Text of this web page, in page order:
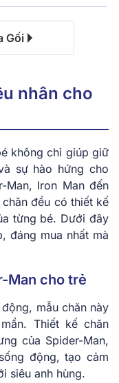
Gối
nhân cho
không chỉ giúp giữ
sự hào hứng cho
Iron Man đến
đều có thiết kế
từng bé. Dưới đây
đáng mua nhất mà
Man cho trẻ
mẫu chăn này
Thiết kế chăn
của Spider-Man,
động, tạo cảm
siêu anh hùng.